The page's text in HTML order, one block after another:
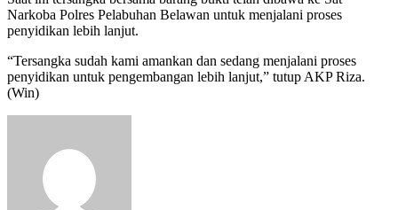
Narkoba Polres Pelabuhan Belawan untuk menjalani proses
penyidikan lebih lanjut.
“Tersangka sudah kami amankan dan sedang menjalani proses
penyidikan untuk pengembangan lebih lanjut,” tutup AKP Riza.
(Win)